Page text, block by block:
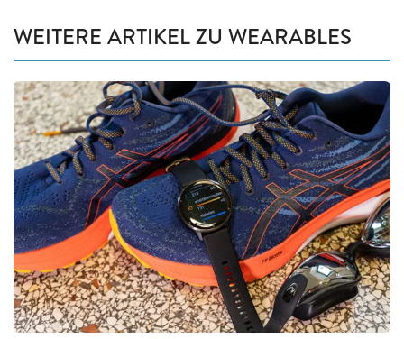
WEITERE ARTIKEL ZU WEARABLES